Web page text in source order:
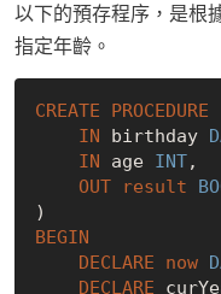
以下的預存程序，是根
指定年齡。
CREATE PROCEDURE
IN birthday
IN age INT,
OUT
result
BEGIN
DECLARE
now
DECLARE